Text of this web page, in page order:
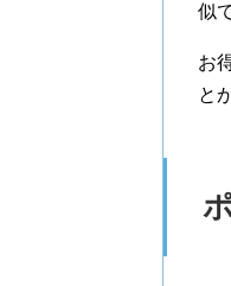
似
お
と